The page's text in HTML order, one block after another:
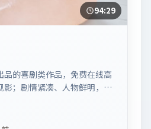
94:29
品的喜剧类作品，免费在线高
影；剧情紧凑、人物鲜明，适